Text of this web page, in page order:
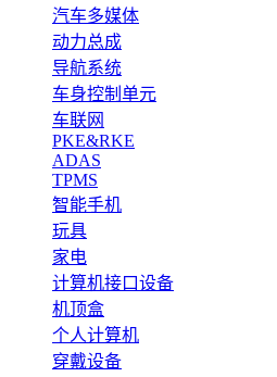
汽车多媒体
动力总成
导航系统
车身控制单元
车联网
PKE&RKE
ADAS
TPMS
智能手机
玩具
家电
计算机接口设备
机顶盒
个人计算机
穿戴设备